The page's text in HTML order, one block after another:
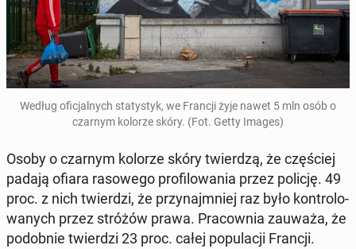
Według ofi­cjal­nych sta­ty­styk, we Francji żyje nawet 5 mln osób o
czarnym kolorze skóry. (Fot. Getty Images)
Osoby o czarnym kolorze skóry twier­dzą, że czę­ściej
padają ofiara ra­so­we­go pro­fi­lo­wa­nia przez policję. 49
proc. z nich twier­dzi, że przy­naj­mniej raz było kon­tro­lo­
wa­nych przez stróżów prawa. Pra­cow­nia zauważa, że
po­dob­nie twier­dzi 23 proc. całej po­pu­la­cji Francji.